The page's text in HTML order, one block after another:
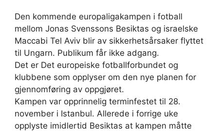
Den kommende europaligakampen i fotball
mellom Jonas Svenssons Besiktas og israelske
Maccabi Tel Aviv blir av sikkerhetsårsaker flyttet
til Ungarn. Publikum får ikke adgang.
Det er Det europeiske fotballforbundet og
klubbene som opplyser om den nye planen for
gjennomføring av oppgjøret.
Kampen var opprinnelig terminfestet til 28.
november i Istanbul. Allerede i forrige uke
opplyste imidlertid Besiktas at kampen måtte